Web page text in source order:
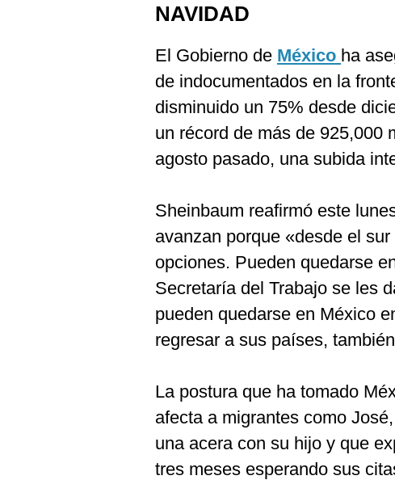
NAVIDAD
El Gobierno de México ha
de indocumentados en la
disminuido un 75% desde
un récord de más de 925,000
agosto pasado, una subida
Sheinbaum reafirmó este
avanzan porque «desde el
opciones. Pueden quedarse
Secretaría del Trabajo se les
pueden quedarse en México
regresar a sus países,
La postura que ha tomado
afecta a migrantes como
una acera con su hijo y que
tres meses esperando sus